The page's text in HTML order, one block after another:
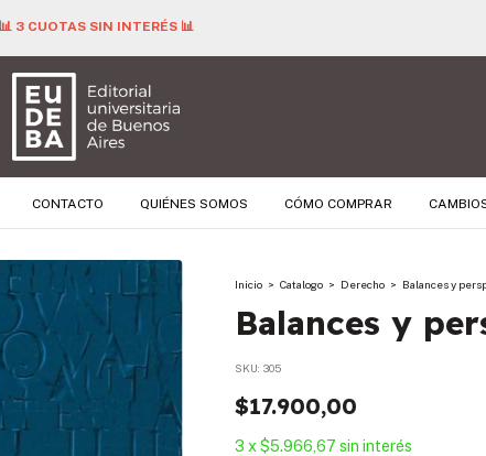
📊 3 CUOTAS SIN INTERÉS 📊
CONTACTO QUIÉNES SOMOS CÓMO COMPRAR
Inicio > Catalogo > Derecho > Balances y
Balances y
SKU: 305
$17.900,00
3 x $5.966,67 sin interés